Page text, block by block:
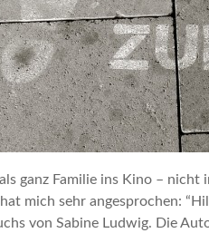
ganz Familie ins Kino – nicht
mich sehr angesprochen:
von Sabine Ludwig. Die